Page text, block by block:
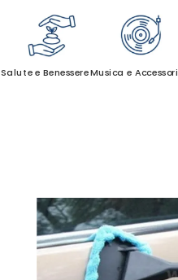
Salute e BenessereMusica e Accessori